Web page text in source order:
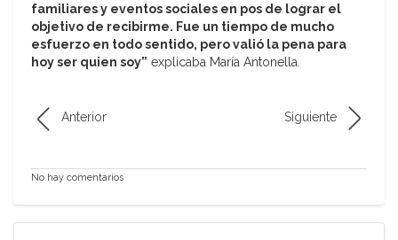
familiares y eventos sociales en pos de lograr el
objetivo de recibirme. Fue un tiempo de mucho
esfuerzo en todo sentido, pero valió la pena para
hoy ser quien soy” explicaba María Antonella.
Anterior Siguiente
No hay comentarios